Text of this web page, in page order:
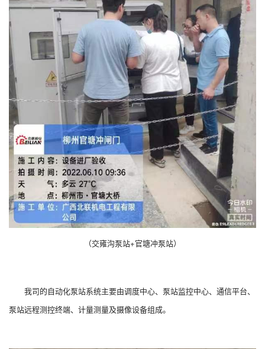
（交雍沟泵站+官塘冲泵站）
我司的自动化泵站系统主要由调度中心、泵站监控中心、通信平台、
泵站远程测控终端、计量测量及摄像设备组成。